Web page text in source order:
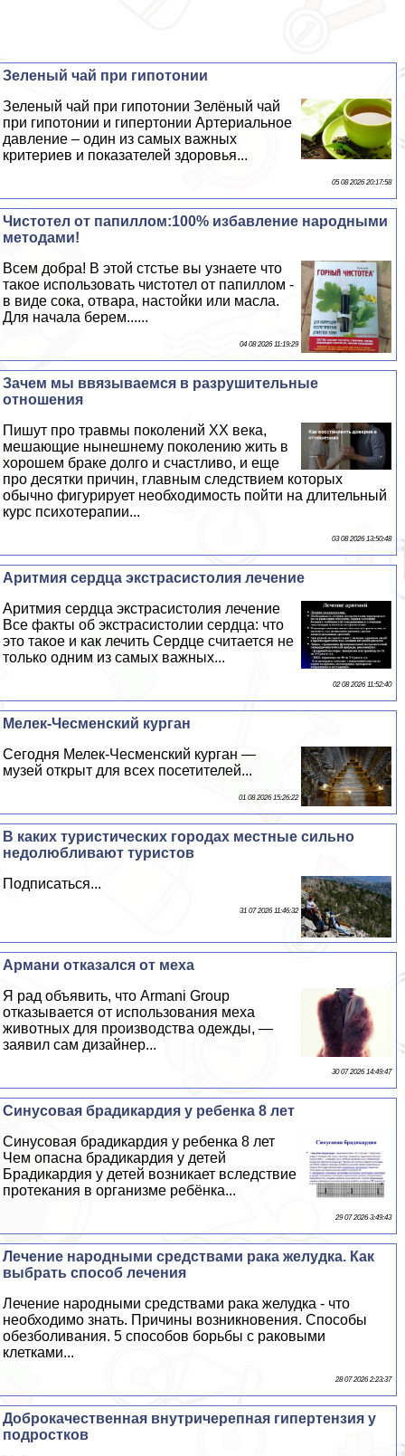
Зеленый чай при гипотонии
Зеленый чай при гипотонии Зелёный чай
при гипотонии и гипертонии Артериальное
давление – один из самых важных
критериев и показателей здоровья...
05 08 2026 20:17:58
Чистотел от папиллом:100% избавление народными
методами!
Всем добра! В этой стстье вы узнаете что
такое использовать чистотел от папиллом -
в виде сока, отвара, настойки или масла.
Для начала берем......
04 08 2026 11:19:29
Зачем мы ввязываемся в разрушительные
отношения
Пишут про травмы поколений XX века,
мешающие нынешнему поколению жить в
хорошем бpaке долго и счастливо, и еще
про десятки причин, главным следствием которых
обычно фигурирует необходимость пойти на длительный
курс психотерапии...
03 08 2026 13:50:48
Аритмия сердца экстрасистолия лечение
Аритмия сердца экстрасистолия лечение
Все факты об экстрасистолии сердца: что
это такое и как лечить Сердце считается не
только одним из самых важных...
02 08 2026 11:52:40
Мелек-Чесменский курган
Сегодня Мелек-Чесменский курган —
музей открыт для всех посетителей...
01 08 2026 15:26:22
В каких туристических городах местные сильно
недолюбливают туристов
Подписаться...
31 07 2026 11:46:32
Армани отказался от меха
Я рад объявить, что Armani Group
отказывается от использования меха
животных для производства одежды, —
заявил сам дизайнер...
30 07 2026 14:49:47
Синусовая брадикардия у ребенка 8 лет
Синусовая брадикардия у ребенка 8 лет
Чем опасна брадикардия у детей
Брадикардия у детей возникает вследствие
протекания в организме ребёнка...
29 07 2026 3:49:43
Лечение народными средствами paка желудка. Как
выбрать способ лечения
Лечение народными средствами paка желудка - что
необходимо знать. Причины возникновения. Способы
обезболивания. 5 способов борьбы с paковыми
клетками...
28 07 2026 2:23:37
Доброкачественная внутричерепная гипертензия у
подростков